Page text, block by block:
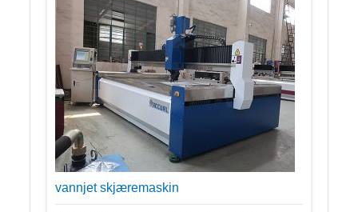
vannjet skjæremaskin